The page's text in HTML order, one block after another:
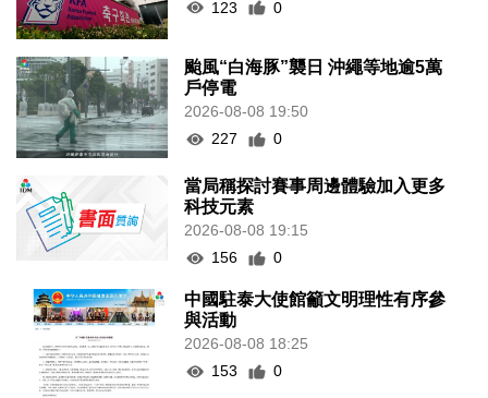
123
0
颱風“白海豚”襲日 沖繩等地逾5萬
戶停電
2026-08-08 19:50
227
0
當局稱探討賽事周邊體驗加入更多
科技元素
2026-08-08 19:15
156
0
中國駐泰大使館籲文明理性有序參
與活動
2026-08-08 18:25
153
0